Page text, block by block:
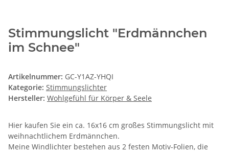
Stimmungslicht "Erdmännchen
im Schnee"
Artikelnummer: GC-Y1AZ-YHQI
Kategorie: Stimmungslichter
Hersteller: Wohlgefühl für Körper & Seele
Hier kaufen Sie ein ca. 16x16 cm großes Stimmungslicht mit
weihnachtlichem Erdmännchen.
Meine Windlichter bestehen aus 2 festen Motiv-Folien, die